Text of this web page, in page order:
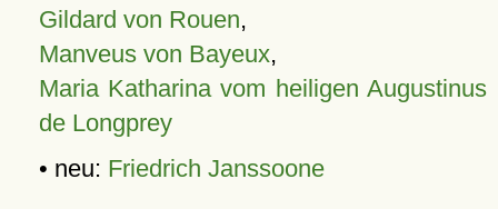
Gildard von Rouen,
Manveus von Bayeux,
Maria Katharina vom heiligen Augustinus
de Longprey
• neu: Friedrich Janssoone